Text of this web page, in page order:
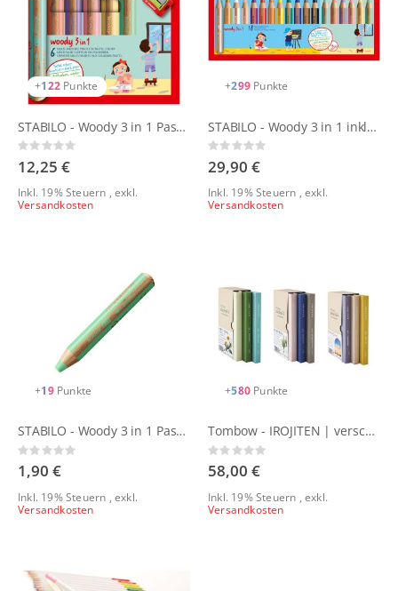
+122 Punkte
STABILO - Woody 3 in 1 Pastellfarben - 6er Set mit Spitzer
Rating:
0%
12,25 €
Inkl. 19% Steuern ,exkl.
Versandkosten
+299 Punkte
STABILO - Woody 3 in 1 inkl. Pastellfarben - 18er Set mit Spitzer und Pinsel
Rating:
0%
29,90 €
Inkl. 19% Steuern ,exkl.
Versandkosten
+19 Punkte
STABILO - Woody 3 in 1 Pastellfarben - einzeln
Rating:
0%
1,90 €
Inkl. 19% Steuern ,exkl.
Versandkosten
+580 Punkte
Tombow - IROJITEN | verschiedene Sets
Rating:
0%
58,00 €
Inkl. 19% Steuern ,exkl.
Versandkosten